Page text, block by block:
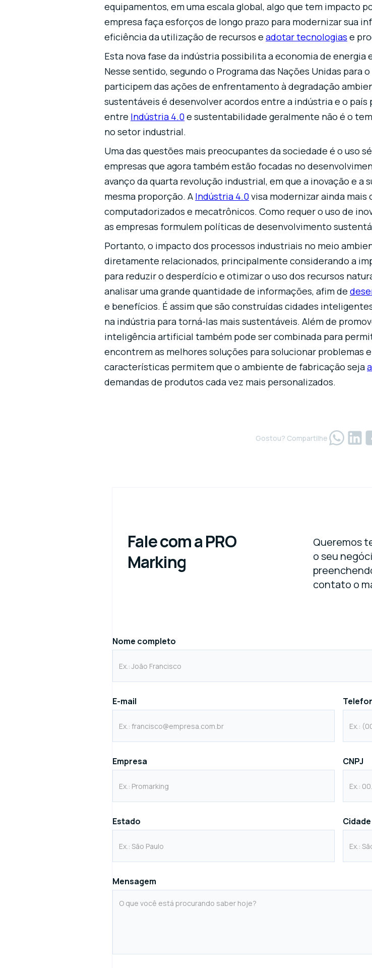
equipamentos, em uma escala global, algo que tem impacto
empresa faça esforços de longo prazo para modernizar sua
eficiência da utilização de recursos e adotar tecnologias e
Esta nova fase da indústria possibilita a economia de
Nesse sentido, segundo o Programa das Nações Unidas para
participem das ações de enfrentamento à degradação
sustentáveis ​​é desenvolver acordos entre a indústria e o
entre Indústria 4.0e sustentabilidade geralmente não é o
no setor industrial.
Uma das questões mais preocupantes da sociedade é o uso
empresas que agora também estão focadas no
avanço da quarta revolução industrial, em que a inovação e
mesma proporção. A Indústria 4.0visa modernizar ainda mais
computadorizados e mecatrônicos. Como requer o uso de
as empresas formulem políticas de desenvolvimento
Portanto, o impacto dos processos industriais no meio
diretamente relacionados, principalmente considerando a
para reduzir o desperdício e otimizar o uso dos recursos
analisar uma grande quantidade de informações, afim de
e benefícios. É assim que são construídas cidades
na indústria para torná-las mais sustentáveis. Além de
inteligência artificial também pode ser combinada para
encontrem as melhores soluções para solucionar problemas
características permitem que o ambiente de fabricação seja
demandas de produtos cada vez mais personalizados.
Gostou? Compartilhe
Fale com a PRO
Marking
Queremos
o seu
contato o
Nome completo
E-mail
Empresa CNPJ
Estado Cidade
Mensagem